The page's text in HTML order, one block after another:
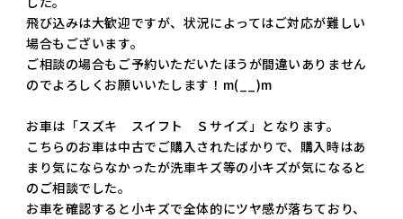
飛び込みは大歓迎ですが、状況によってはご対応が難しい
場合もございます。
ご相談の場合もご予約いただいたほうが間違いありません
のでよろしくお願いいたします！m(__)m
お車は「スズキ スイフト Ｓサイズ」となります。
こちらのお車は中古でご購入されたばかりで、購入時はあ
まり気にならなかったが洗車キズ等の小キズが気になると
のご相談でした。
お車を確認すると小キズで全体的にツヤ感が落ちており、